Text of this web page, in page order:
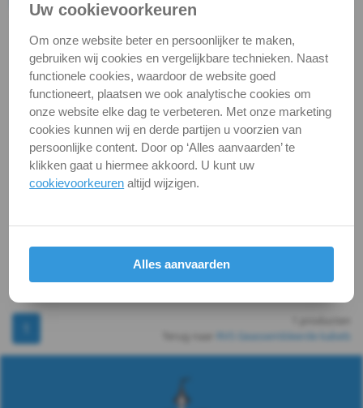
toebehoren
Kabel,
ketting,
toebeh.
Ketting
Kabel
&
Spanner
Oogplaten
Rvs kabel 7x19(6mm) met 1
oog
Artikelnummer:
1X8317-7X19-
6MM_0
Levertijd3-4
werkdagen
Vanaf € 18,42
excl. btw
€ 22,29incl. btw
Bereken prijs
In winkelmand
RVS Geassembleerde kabels
Uw cookievoorkeuren
Om onze website beter en persoonlijker te maken,
gebruiken wij cookies en vergelijkbare technieken. Naast
functionele cookies, waardoor de website goed
functioneert, plaatsen we ook analytische cookies om
onze website elke dag te verbeteren. Met onze marketing
cookies kunnen wij en derde partijen u voorzien van
persoonlijke content. Door op ‘Alles aanvaarden’ te
klikken gaat u hiermee akkoord. U kunt uw
cookievoorkeuren altijd wijzigen.
Alles aanvaarden